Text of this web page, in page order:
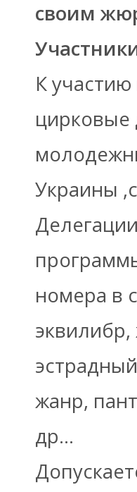
своим
К
цирковые
Украины
номера в
жанр,
др...